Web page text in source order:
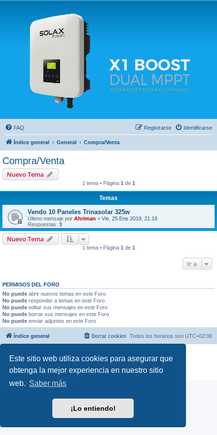
Este sitio web utiliza cookies para asegurar que
obtenga la mejor experiencia en nuestro sitio
web. Saber más
¡Lo entiendo!
Solax FAQ
Lugar para intercambiar dudas sobre inversores solares Solax y temas relacionados.
FAQ Identificarse
Registrarse
Índice general General Compra/Venta
Compra/Venta
Nuevo Tema
1 tema • Página 1 de 1
Temas
Vendo 10 Paneles Trinasolar 325w
Último mensaje por Ahriman « Vie, 25 Ene 2019, 21:16
Respuestas: 3
Nuevo Tema
1 tema • Página 1 de 1
Ir a
PERMISOS DEL FORO
No puede abrir nuevos temas en este Foro
No puede responder a temas en este Foro
No puede editar sus mensajes en este Foro
No puede borrar sus mensajes en este Foro
No puede enviar adjuntos en este Foro
Índice general Todos los horarios son UTC+02:00
Borrar cookies
Traducción al español porphpBB España
Privacidad | Condiciones